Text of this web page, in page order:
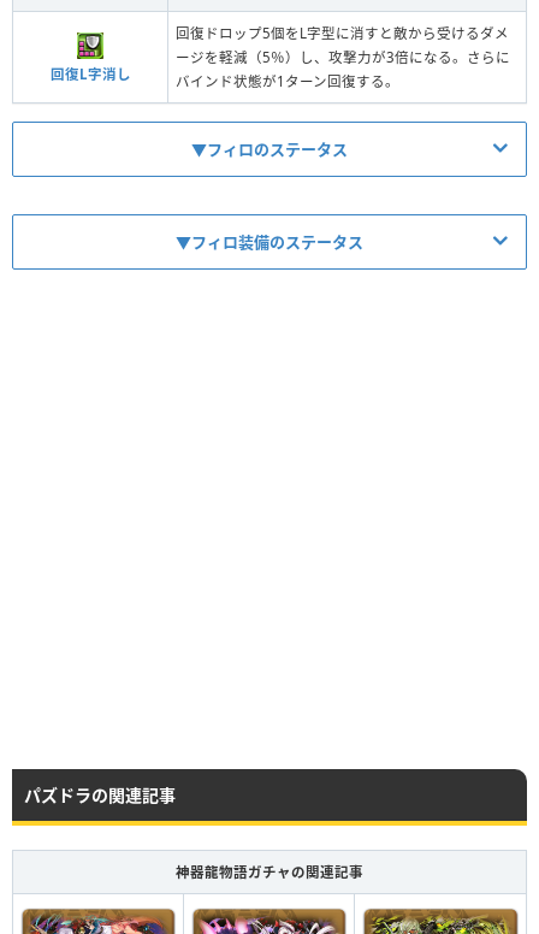
回復L字消し
回復ドロップ5個をL字型に消すと敵から受けるダメ
ージを軽減（5％）し、攻撃力が3倍になる。さらに
バインド状態が1ターン回復する。
▼フィロのステータス
Lv99 4955 2585 801
▼フィロ装備のステータス
Lv99
パズドラの関連記事
神器龍物語ガチャの関連記事